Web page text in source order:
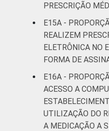
PRESCRIÇÃO
E15A -
REALIZEM
ELETRÔNICA NO
FORMA DE
E16A -
ACESSO A
UTILIZAÇÃO DO
A MEDICAÇÃO A